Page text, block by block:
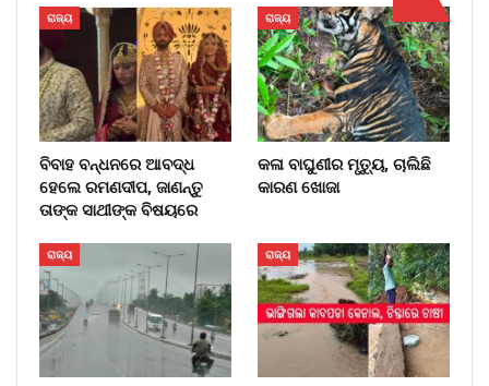
ରାଜ୍ୟ
ବିବାହ ବନ୍ଧନରେ ଆବଦ୍ଧ
ହେଲେ ରମଣଦୀପ, ଜାଣନ୍ତୁ
ତାଙ୍କ ସାଥୀଙ୍କ ବିଷୟରେ
ରାଜ୍ୟ
କଳା ବାଘୁଣୀର ମୃତ୍ୟୁ, ଚାଲିଛି
କାରଣ ଖୋଜା
ରାଜ୍ୟ ରାଜ୍ୟ